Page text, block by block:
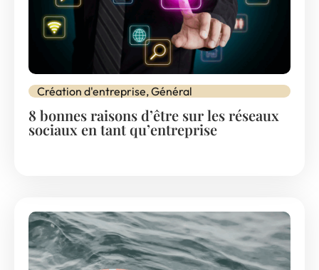
Création d'entreprise,Général
8 bonnes raisons d’être sur les réseaux
sociaux en tant qu’entreprise